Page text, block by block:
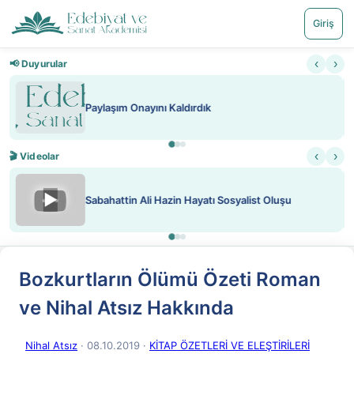
Giriş
📢 Duyurular ‹ ›
Nadir içeriklere kısıtlama ve kredi sistemi getirildi
🎬 Videolar ‹ ›
▶ ATEŞ YAKMAK KONU ÖZET J. LONDON
Bozkurtların Ölümü Özeti Roman
ve Nihal Atsız Hakkında
Nihal Atsız · 08.10.2019 · KİTAP ÖZETLERİ VE ELEŞTİRİLERİ